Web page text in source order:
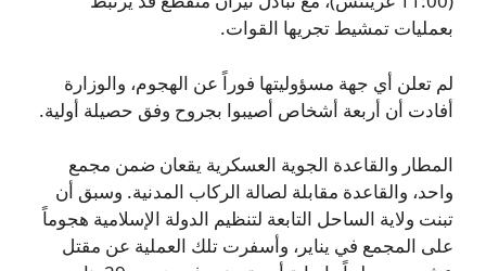
بعمليات تمشيط تجريها القوات.
لم تعلن أي جهة مسؤوليتها فوراً عن الهجوم، والوزارة
أفادت أن أربعة أشخاص أصيبوا بجروح وفق حصيلة أولية.
المطار والقاعدة الجوية العسكرية يقعان ضمن مجمع
واحد، والقاعدة مقابلة لصالة الركاب المدنية. وسبق أن
تبنت ولاية الساحل التابعة لتنظيم الدولة الإسلامية هجوماً
على المجمع في يناير، وأسفرت تلك العملية عن مقتل